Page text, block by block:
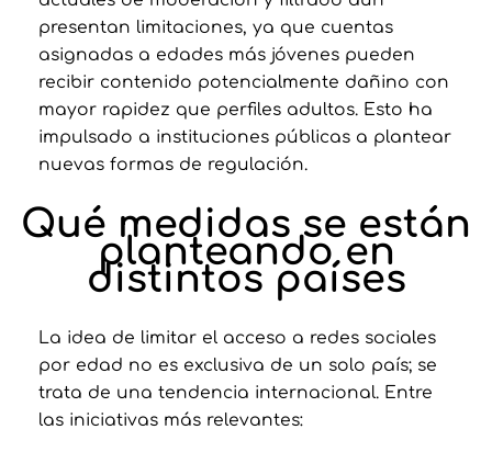
presentan limitaciones, ya que cuentas
asignadas a edades más jóvenes pueden
recibir contenido potencialmente dañino con
mayor rapidez que perfiles adultos. Esto ha
impulsado a instituciones públicas a plantear
nuevas formas de regulación.
Qué medidas se están
planteando en
distintos países
La idea de limitar el acceso a redes sociales
por edad no es exclusiva de un solo país; se
trata de una tendencia internacional. Entre
las iniciativas más relevantes: